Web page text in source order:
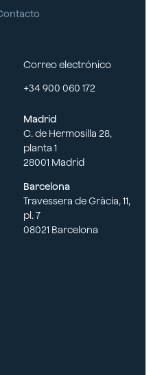
Correo electrónico
+34 900 060 172
Madrid
C. de Hermosilla 28,
planta 1
28001 Madrid
Barcelona
Travessera de Gràcia, 11,
pl. 7
08021 Barcelona